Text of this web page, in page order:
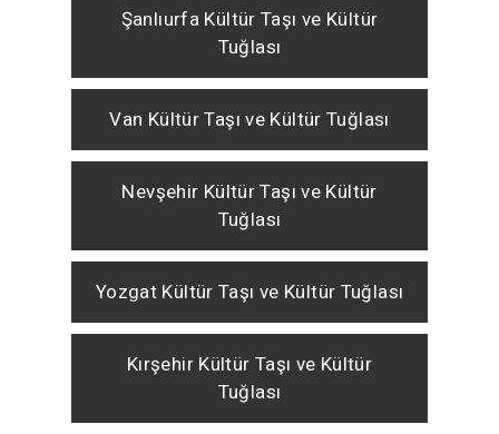
Şanlıurfa Kültür Taşı ve Kültür
Tuğlası
Van Kültür Taşı ve Kültür Tuğlası
Nevşehir Kültür Taşı ve Kültür
Tuğlası
Yozgat Kültür Taşı ve Kültür Tuğlası
Kırşehir Kültür Taşı ve Kültür
Tuğlası